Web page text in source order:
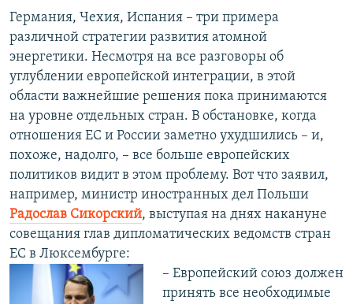
Германия, Чехия, Испания – три примера
различной стратегии развития атомной
энергетики. Несмотря на все разговоры об
углублении европейской интеграции, в этой
области важнейшие решения пока принимаются
на уровне отдельных стран. В обстановке, когда
отношения ЕС и России заметно ухудшились – и,
похоже, надолго, – все больше европейских
политиков видит в этом проблему. Вот что заявил,
например, министр иностранных дел Польши
Радослав Сикорский, выступая на днях накануне
совещания глав дипломатических ведомств стран
ЕС в Люксембурге:
– Европейский союз должен
принять все необходимые